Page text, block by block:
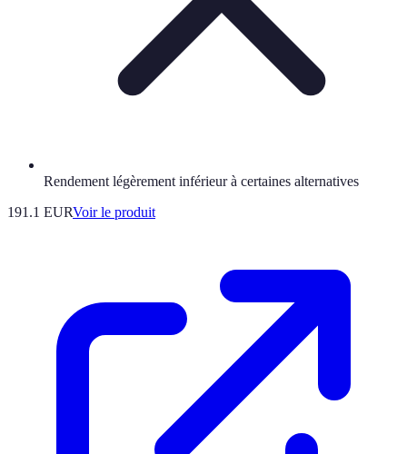
Rendement légèrement inférieur à certaines alternatives
191.1 EURVoir le produit